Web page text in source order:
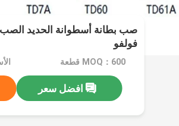
فولفو
MOQ：600 قطعة
افضل سعر